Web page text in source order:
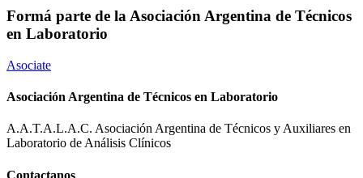
Formá parte de la Asociación Argentina de Técnicos
en Laboratorio
Asociate
Asociación Argentina de Técnicos en Laboratorio
A.A.T.A.L.A.C. Asociación Argentina de Técnicos y Auxiliares en
Laboratorio de Análisis Clínicos
Contactanos